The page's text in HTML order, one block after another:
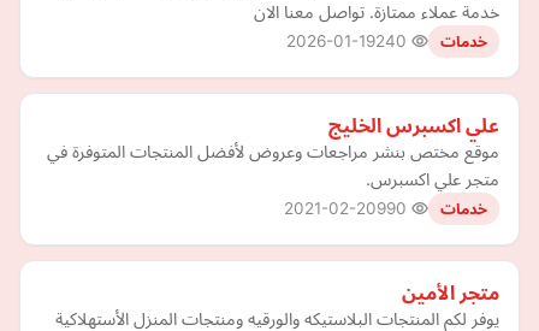
خدمة عملاء ممتازة. تواصل معنا الان
خدمات 2026-01-19
علي اكسبرس الخليج
موقع مختص بنشر مراجعات وعروض لأفضل المنتجات المتوفرة في
متجر علي اكسبرس.
خدمات 2021-02-20
متجر الأمين
يوفر لكم المنتجات البلاستيكه والورقيه ومنتجات المنزل الأستهلاكية